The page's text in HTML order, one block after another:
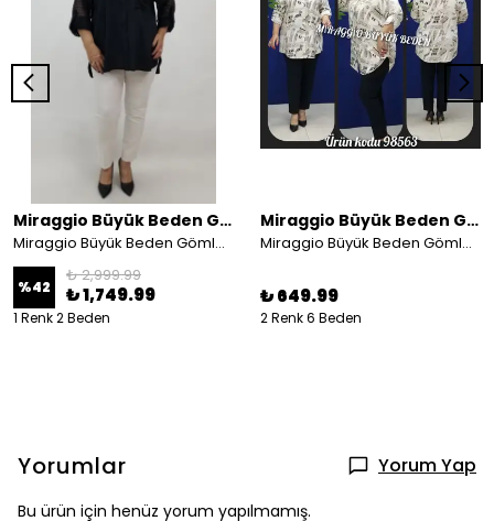
Miraggio Büyük Beden Gömlek
Miraggio Büyük Beden Gömlek 4469
%42
₺ 2,999.99
₺ 1,749.99
1 Renk 2 Beden
Miraggio Büyük Beden Gömlek
Miraggio Büyük Beden Gömlek 98563
₺ 649.99
2 Renk 6 Beden
Yorumlar Yorum Yap
Bu ürün için henüz yorum yapılmamış.